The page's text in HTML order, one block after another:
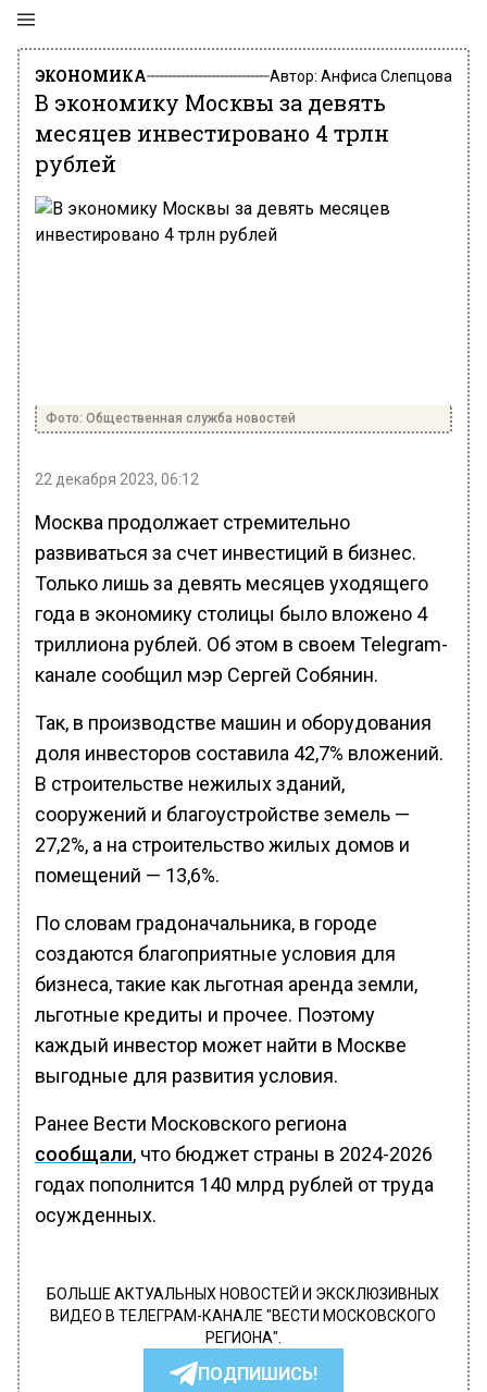
ЭКОНОМИКА Автор: Анфиса Слепцова
В экономику Москвы за девять
месяцев инвестировано 4 трлн
рублей
Фото: Общественная служба новостей
22 декабря 2023, 06:12
Москва продолжает стремительно
развиваться за счет инвестиций в бизнес.
Только лишь за девять месяцев уходящего
года в экономику столицы было вложено 4
триллиона рублей. Об этом в своем Telegram-
канале сообщил мэр Сергей Собянин.
Так, в производстве машин и оборудования
доля инвесторов составила 42,7% вложений.
В строительстве нежилых зданий,
сооружений и благоустройстве земель —
27,2%, а на строительство жилых домов и
помещений — 13,6%.
По словам градоначальника, в городе
создаются благоприятные условия для
бизнеса, такие как льготная аренда земли,
льготные кредиты и прочее. Поэтому
каждый инвестор может найти в Москве
выгодные для развития условия.
Ранее Вести Московского региона
сообщали, что бюджет страны в 2024-2026
годах пополнится 140 млрд рублей от труда
осужденных.
БОЛЬШЕ АКТУАЛЬНЫХ НОВОСТЕЙ И ЭКСКЛЮЗИВНЫХ
ВИДЕО В ТЕЛЕГРАМ-КАНАЛЕ "ВЕСТИ МОСКОВСКОГО
РЕГИОНА".
ПОДПИШИСЬ!